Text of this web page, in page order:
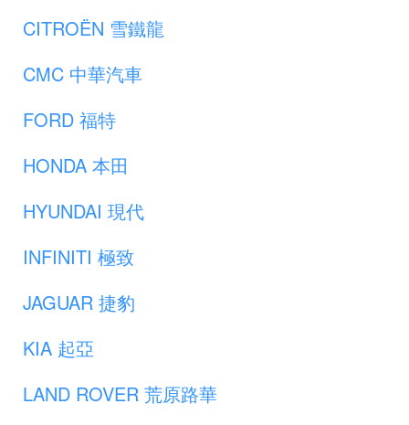
CITROËN 雪鐵龍
CMC 中華汽車
FORD 福特
HONDA 本田
HYUNDAI 現代
INFINITI 極致
JAGUAR 捷豹
KIA 起亞
LAND ROVER 荒原路華